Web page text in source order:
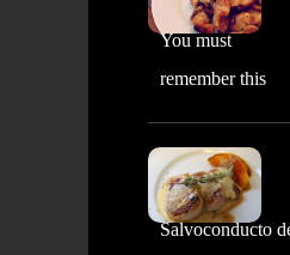
You must
remember this
Salvoconducto